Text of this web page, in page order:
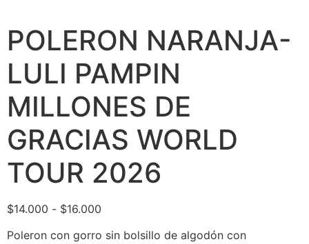
POLERON NARANJA-
LULI PAMPIN
MILLONES DE
GRACIAS WORLD
TOUR 2026
$14.000 - $16.000
Poleron con gorro sin bolsillo de algodón con